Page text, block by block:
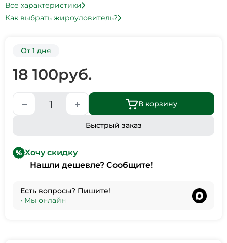
Все характеристики
Как выбрать жироуловитель?
От 1 дня
18 100руб.
В корзину
Быстрый заказ
Хочу скидку
Нашли дешевле? Сообщите!
Есть вопросы? Пишите!
• Мы онлайн